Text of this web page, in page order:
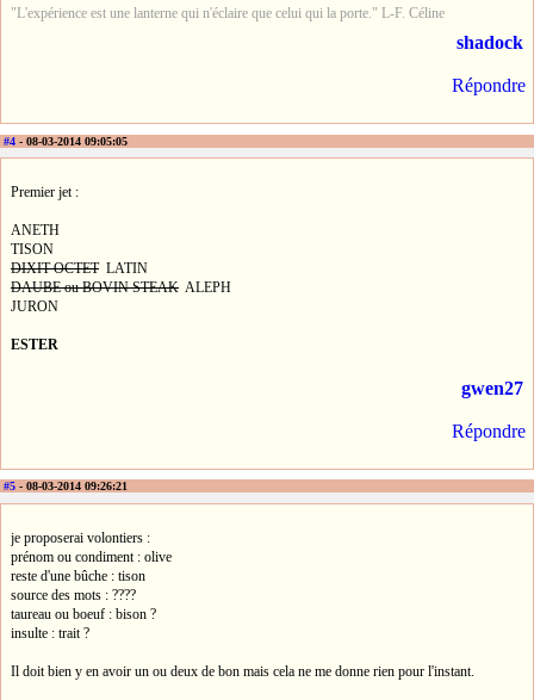
"L'expérience est une lanterne qui n'éclaire que celui qui la porte." L-F. Céline
shadock
Répondre
#4 - 08-03-2014 09:05:05
Premier jet :
ANETH
TISON
DIXIT OCTETLATIN
DAUBE ou BOVIN STEAK ALEPH
JURON
ESTER
gwen27
Répondre
#5 - 08-03-2014 09:26:21
je proposerai volontiers :
prénom ou condiment : olive
reste d'une bûche : tison
source des mots : ????
taureau ou boeuf : bison ?
insulte : trait ?
Il doit bien y en avoir un ou deux de bon mais cela ne me donne rien pour l'instant.